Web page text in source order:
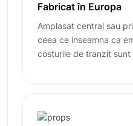
Fabricat în Europa
Amplasat central sau
ceea ce inseamna ca
costurile de tranzit sunt